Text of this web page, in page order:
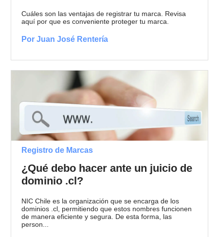
Cuáles son las ventajas de registrar tu marca. Revisa
aquí por que es conveniente proteger tu marca.
Por Juan José Rentería
Registro de Marcas
¿Qué debo hacer ante un juicio de
dominio .cl?
NIC Chile es la organización que se encarga de los
dominios .cl, permitiendo que estos nombres funcionen
de manera eficiente y segura. De esta forma, las
person...